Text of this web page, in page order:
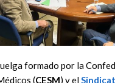
formado por la
(CESM) y el